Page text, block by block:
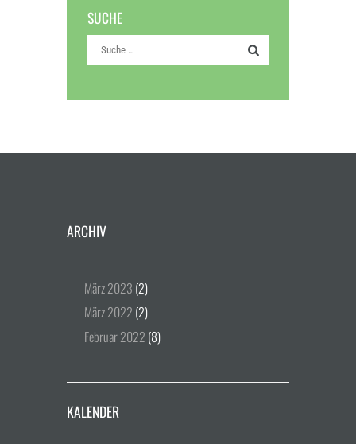
SUCHE
ARCHIV
März2023 (2)
März2022 (2)
Februar2022 (8)
KALENDER